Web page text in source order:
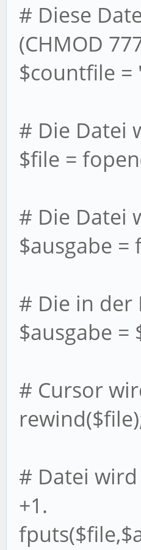
# Diese
(CHMOD
$countfile =
# Die Datei
$file =
# Die Datei
$ausgabe =
# Die in der
$ausgabe =
# Cursor
# Datei
+1.